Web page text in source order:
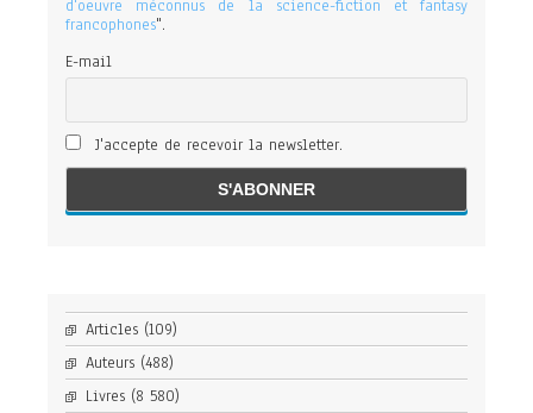
d'oeuvre méconnus de la science-fiction et fantasy
francophones".
E-mail
J'accepte de recevoir la newsletter.
Articles (109)
Auteurs (488)
Livres (8 580)